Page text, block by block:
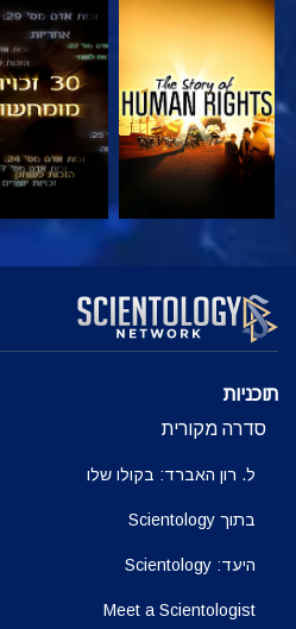
צפה צפה
צפה
תוכניות
סדרה מקורית
ל. רון האברד: בקולו שלו
בתוך Scientology
היעד: Scientology
Meet a Scientologist